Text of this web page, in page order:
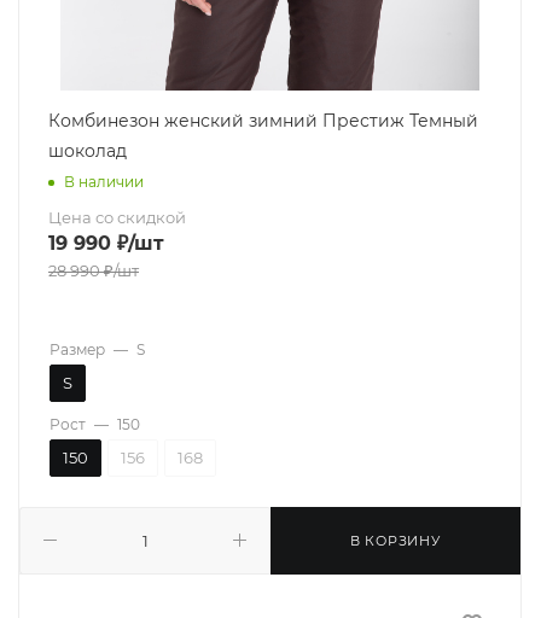
Комбинезон женский зимний Престиж Темный
шоколад
В наличии
Цена со скидкой
19 990 ₽/шт
28 990₽/шт
В КОРЗИНУ
Размер — S
S
Рост — 150
150 156 168